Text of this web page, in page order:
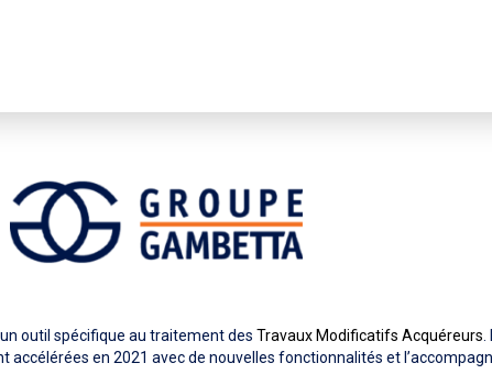
Gambetta
outil spécifique au traitement des Travaux Modificatifs Acquéreurs
accélérées en 2021 avec de nouvelles fonctionnalités et